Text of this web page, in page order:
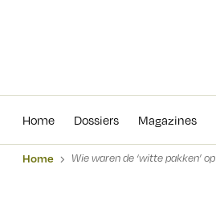
Home Dossiers Magazines
Home Wie waren de ‘witte pakken’